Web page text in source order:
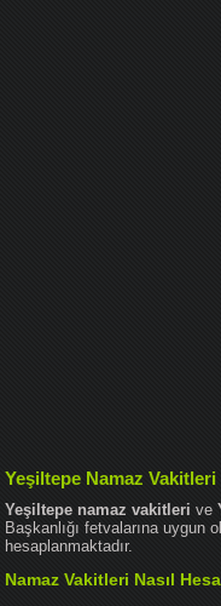
Yeşiltepe Namaz Vakitleri
Yeşiltepe namaz vakitleri ve
Başkanlığı fetvalarına
hesaplanmaktadır.
Namaz Vakitleri Nasıl